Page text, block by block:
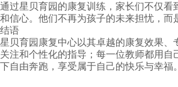
通过星贝育园的康复训练，家长们不仅
和信心。他们不再为孩子的未来担忧，
结语
星贝育园康复中心以其卓越的康复效果
关注和个性化的指导；每一位教师都用
下自由奔跑，享受属于自己的快乐与幸福。